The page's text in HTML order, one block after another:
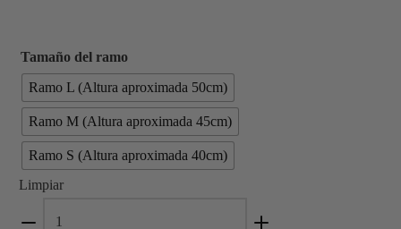
Tamaño del ramo
Ramo L (Altura aproximada 50cm)
Ramo M (Altura aproximada 45cm)
Ramo S (Altura aproximada 40cm)
Limpiar